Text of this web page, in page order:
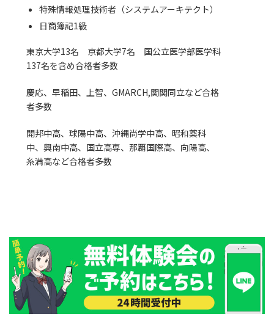
特殊情報処理技術者（システムアーキテクト）
日商簿記1級
東京大学13名 京都大学7名 国公立医学部医学科
137名を含め合格者多数
慶応、早稲田、上智、GMARCH,関関同立など合格
者多数
開邦中高、球陽中高、沖縄尚学中高、昭和薬科
中、興南中高、国立高専、那覇国際高、向陽高、
糸満高など合格者多数